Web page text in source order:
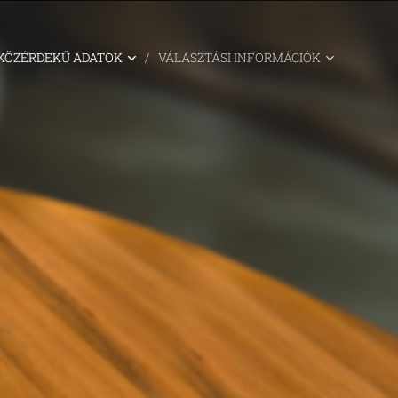
ADATOK VÁLASZTÁSI INFORMÁCIÓK